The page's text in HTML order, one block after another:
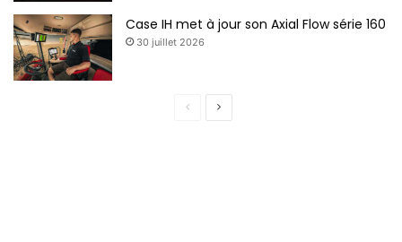
Case IH met à jour son Axial Flow série 160
30 juillet 2026
Page
Page